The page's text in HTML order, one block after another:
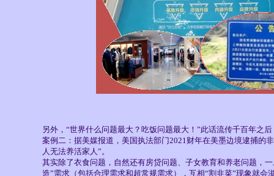
另外，“世界什么问题最大？吃饭问题最大！”此话流传千百年之
案例二：据美媒报道，美国执法部门2021财年在美墨边境逮捕的
人无法养活家人”。
其实除了衣食问题，自然还有房贷问题、子女教育和养老问题，
造”需求（包括合理需求和超常规需求），互相“割韭菜”现象就会